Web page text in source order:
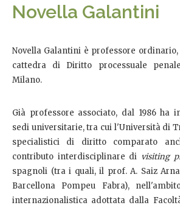
Novella Galantini
Novella Galantini è professore
cattedra di Diritto processuale
Milano.
Già professore associato, dal 1986 ha
sedi universitarie, tra cui l'Università di
specialistici di diritto comparato
contributo interdisciplinare di visiting
spagnoli (tra i quali, il prof. A. Saiz
Barcellona Pompeu Fabra),
internazionalistica adottata dalla